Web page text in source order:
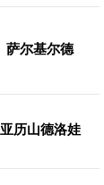
萨尔基尔德
亚历山德洛娃